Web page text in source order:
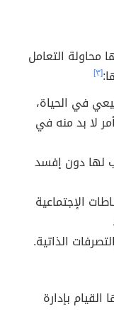
التعامل
[٣]
في الحياة،
لا بد منه في
لها دون إفسد
الإجتماعية
الذاتية.
بإدارة